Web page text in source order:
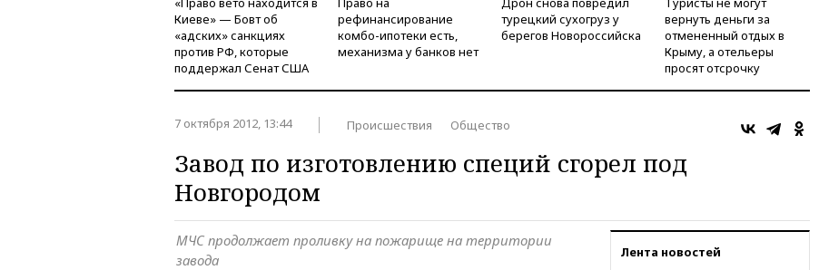
Киеве» — Бовт об
«адских» санкциях
против РФ, которые
поддержал Сенат США
рефинансирование
комбо-ипотеки есть,
механизма у банков нет
турецкий сухогруз у
берегов Новороссийска
вернуть деньги за
отмененный отдых в
Крыму, а отельеры
просят отсрочку
7 октября 2012, 13:44 Происшествия Общество
Завод по изготовлению специй сгорел под
Новгородом
Лента новостей
МЧС продолжает проливку на пожарище на территории
завода